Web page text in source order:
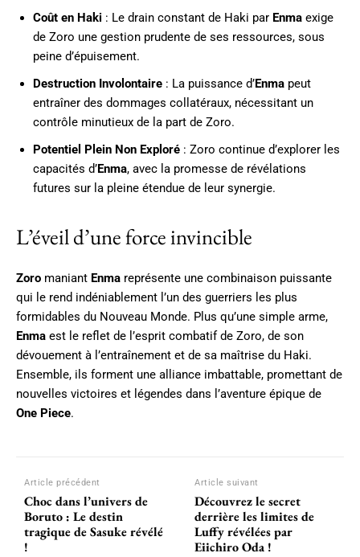
Coût en Haki : Le drain constant de Haki par Enma exige
de Zoro une gestion prudente de ses ressources, sous
peine d’épuisement.
Destruction Involontaire : La puissance d’Enma peut
entraîner des dommages collatéraux, nécessitant un
contrôle minutieux de la part de Zoro.
Potentiel Plein Non Exploré : Zoro continue d’explorer les
capacités d’Enma, avec la promesse de révélations
futures sur la pleine étendue de leur synergie.
L’éveil d’une force invincible
Zoro maniant Enma représente une combinaison puissante
qui le rend indéniablement l’un des guerriers les plus
formidables du Nouveau Monde. Plus qu’une simple arme,
Enma est le reflet de l’esprit combatif de Zoro, de son
dévouement à l’entraînement et de sa maîtrise du Haki.
Ensemble, ils forment une alliance imbattable, promettant de
nouvelles victoires et légendes dans l’aventure épique de
One Piece.
Article précédent
Choc dans l’univers de
Boruto : Le destin
tragique de Sasuke révélé
!
Article suivant
Découvrez le secret
derrière les limites de
Luffy révélées par
Eiichiro Oda !